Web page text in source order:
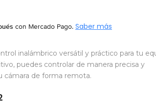
con Mercado Pago. Saber más
inalámbrico versátil y práctico para tu
puedes controlar de manera precisa y
cámara de forma remota.